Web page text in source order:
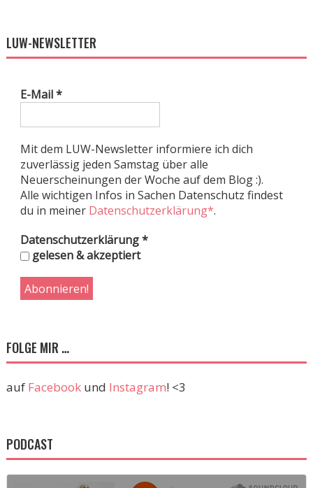
LUW-NEWSLETTER
E-Mail*
Mit dem LUW-Newsletter informiere ich dich
zuverlässig jeden Samstag über alle
Neuerscheinungen der Woche auf dem Blog :).
Alle wichtigen Infos in Sachen Datenschutz findest
du in meiner Datenschutzerklärung*.
Datenschutzerklärung*
gelesen & akzeptiert
FOLGE MIR …
auf Facebookund Instagram! <3
PODCAST